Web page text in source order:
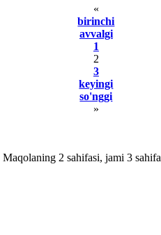
«
birinchi
avvаlgi
1
2
3
kеyingi
so'nggi
»
Maqolaning 2 sahifasi, jami 3 sаhifа